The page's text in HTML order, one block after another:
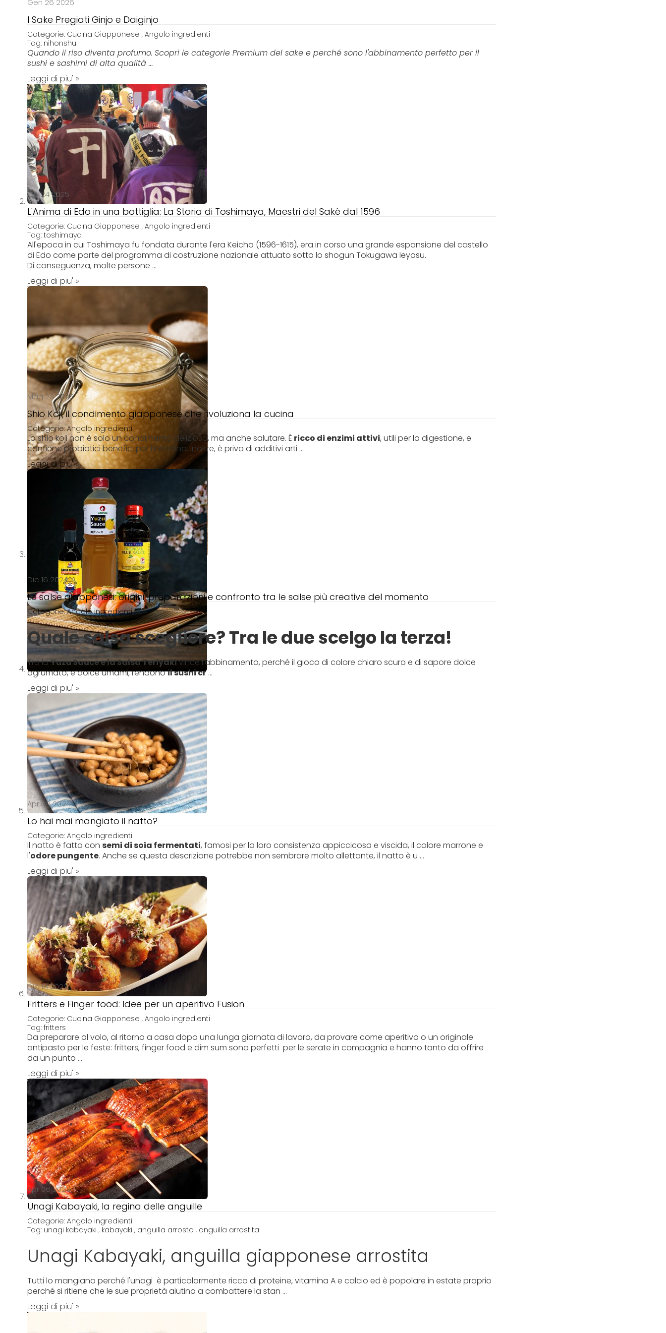
Gen 26 2026
I Sake Pregiati Ginjo e Daiginjo
Categorie: Cucina Giapponese , Angolo ingredienti
Tag: nihonshu
Quando il riso diventa profumo. Scopri le categorie Premium del sake e perché sono l'abbinamento perfetto per il
sushi e sashimi di alta qualità ...
Leggi di piu' »
Ott 24 2025
L'Anima di Edo in una bottiglia: La Storia di Toshimaya, Maestri del Sakè dal 1596
Categorie: Cucina Giapponese , Angolo ingredienti
Tag: toshimaya
All'epoca in cui Toshimaya fu fondata durante l'era Keicho (1596-1615), era in corso una grande espansione del castello
di Edo come parte del programma di costruzione nazionale attuato sotto lo shogun Tokugawa Ieyasu.
Di conseguenza, molte persone ...
Leggi di piu' »
Mag 23 2025
Shio Koji, il condimento giapponese che rivoluziona la cucina
Categorie: Angolo ingredienti
Lo shio koji non è solo un condimento delizioso, ma anche salutare. È ricco di enzimi attivi, utili per la digestione, e
contiene probiotici benefici per l’intestino. Inoltre, è privo di additivi arti ...
Leggi di piu' »
Dic 16 2024
Le salse giapponesi: origini, preparazioni e confronto tra le salse più creative del momento
Categorie: Angolo ingredienti
Quale salsa scegliere? Tra le due scelgo la terza!
Tra laYuzu Sauce e la Salsa Teriyakivince l’abbinamento, perché il gioco di colore chiaro scuro e di sapore dolce
agrumato, e dolce umami, rendonoil sushi cr...
Leggi di piu' »
Apr 09 2024
Lo hai mai mangiato il natto?
Categorie: Angolo ingredienti
Il natto è fatto con semi di soia fermentati, famosi per la loro consistenza appiccicosa e viscida, il colore marrone e
l'odore pungente. Anche se questa descrizione potrebbe non sembrare molto allettante, il natto è u ...
Leggi di piu' »
Dic 18 2023
Fritters e Finger food: Idee per un aperitivo Fusion
Categorie: Cucina Giapponese , Angolo ingredienti
Tag: fritters
Da preparare al volo, al ritorno a casa dopo una lunga giornata di lavoro, da provare come aperitivo o un originale
antipasto per le feste: fritters, finger food e dim sum sono perfetti per le serate in compagnia e hanno tanto da offrire
da un punto ...
Leggi di piu' »
Apr 06 2023
Unagi Kabayaki, la regina delle anguille
Categorie: Angolo ingredienti
Tag: unagi kabayaki , kabayaki , anguilla arrosto , anguilla arrostita
Unagi Kabayaki, anguilla giapponese arrostita
Tutti lo mangiano perché l'unagi è particolarmente ricco di proteine, vitamina A e calcio ed è popolare in estate proprio
perché si ritiene che le sue proprietà aiutino a combattere la stan ...
Leggi di piu' »